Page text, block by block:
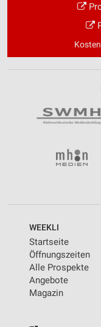
WEEKLI
Startseite
Öffnungszeiten
Alle Prospekte
Angebote
Magazin